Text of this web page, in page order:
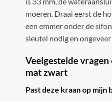
moeren. Draai eerst de
een emmer onder de
sleutel nodig en
Veelgestelde
mat zwart
Past deze kraan op mijn